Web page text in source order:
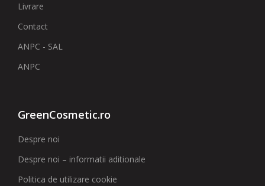
Livrare
Contact
ANPC - SAL
ANPC
GreenCosmetic.ro
Despre noi
Despre noi – informatii aditionale
Politica de utilizare cookie